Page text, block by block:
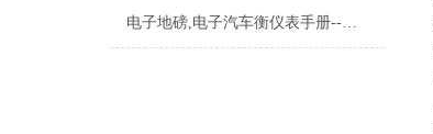
电子地磅,电子汽车衡仪表手册--安装联接